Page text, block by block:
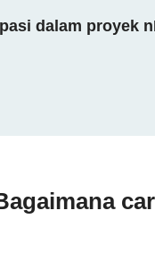
dalam proyek